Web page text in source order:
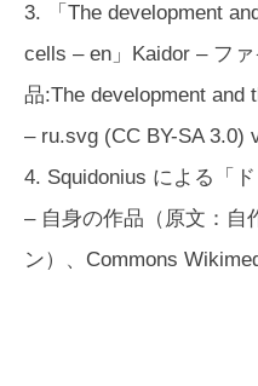
3. 「The development
cells – en」Kaidor – フ
品:The development and
– ru.svg (CC BY-SA 3.0)
4. Squidonius による「
– 自身の作品（原文：自
ン）、Commons